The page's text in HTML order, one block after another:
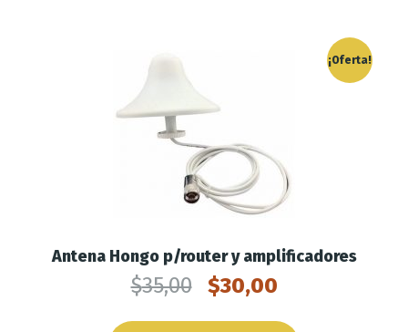
¡Oferta!
Antena Hongo p/router y amplificadores
$35,00 $30,00